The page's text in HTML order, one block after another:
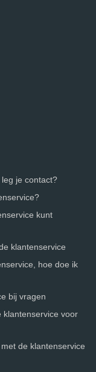
je contact?
kunt
klantenservice
hoe doe ik
bij vragen
klantenservice voor
de klantenservice